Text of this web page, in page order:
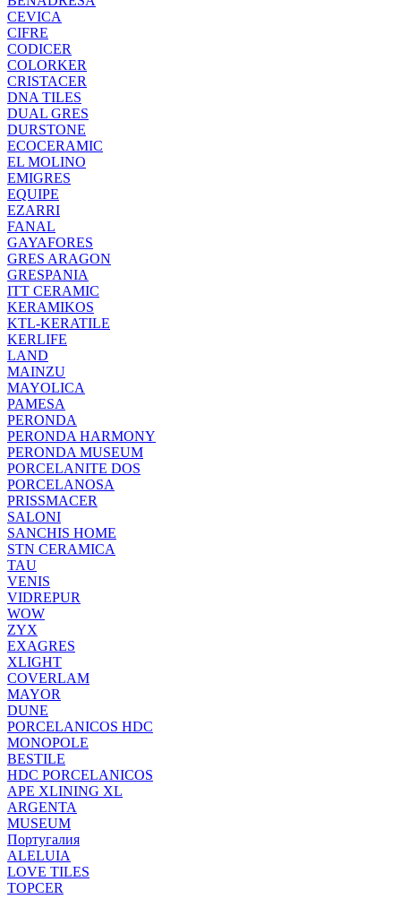
CEVICA
CIFRE
CODICER
COLORKER
CRISTACER
DNA TILES
DUAL GRES
DURSTONE
ECOCERAMIC
EL MOLINO
EMIGRES
EQUIPE
EZARRI
FANAL
GAYAFORES
GRES ARAGON
GRESPANIA
ITT CERAMIC
KERAMIKOS
KTL-KERATILE
KERLIFE
LAND
MAINZU
MAYOLICA
PAMESA
PERONDA
PERONDA HARMONY
PERONDA MUSEUM
PORCELANITE DOS
PORCELANOSA
PRISSMACER
SALONI
SANCHIS HOME
STN CERAMICA
TAU
VENIS
VIDREPUR
WOW
ZYX
EXAGRES
XLIGHT
COVERLAM
MAYOR
DUNE
PORCELANICOS HDC
MONOPOLE
BESTILE
HDC PORCELANICOS
APE XLINING XL
ARGENTA
MUSEUM
Португалия
ALELUIA
LOVE TILES
TOPCER